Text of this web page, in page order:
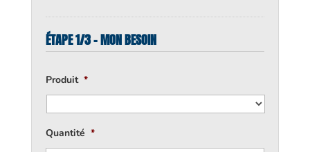
ÉTAPE 1/3 - MON BESOIN
Produit *
Quantité *